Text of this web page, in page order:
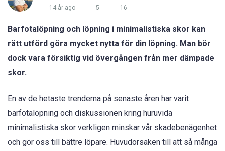
14 år ago 5 16
Barfotalöpning och löpning i minimalistiska skor kan
rätt utförd göra mycket nytta för din löpning. Man bör
dock vara försiktig vid övergången från mer dämpade
skor.
En av de hetaste trenderna på senaste åren har varit
barfotalöpning och diskussionen kring huruvida
minimalistiska skor verkligen minskar vår skadebenägenhet
och gör oss till bättre löpare. Huvudorsaken till att så många